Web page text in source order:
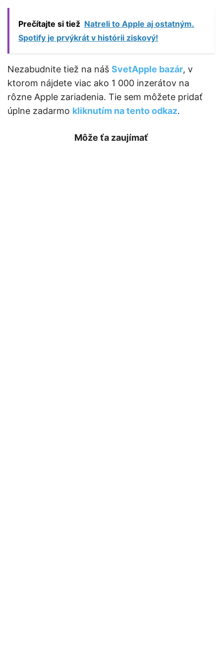
Prečítajte si tiež Natreli to Apple aj ostatným.
Spotify je prvýkrát v histórii ziskový!
Nezabudnite tiež na náš SvetApple bazár, v
ktorom nájdete viac ako 1 000 inzerátov na
rôzne Apple zariadenia. Tie sem môžete pridať
úplne zadarmo kliknutím na tento odkaz.
Môže ťa zaujímať